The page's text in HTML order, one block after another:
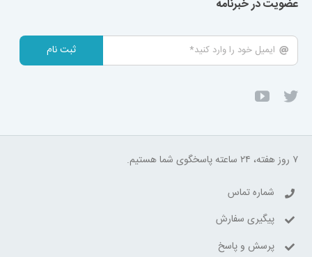
عضویت در خبرنامه
ثبت نام
۷ روز هفته، ۲۴ ساعته پاسخگوی شما هستیم.
شماره تماس
پیگیری سفارش
پرسش و پاسخ